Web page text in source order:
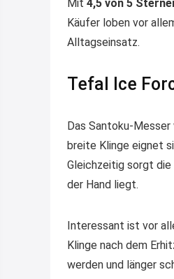
Mit 4,5 von 5
Käufer loben vor
Alltagseinsatz.
Tefal Ice
Das Santoku-
breite Klinge eignet
Gleichzeitig sorgt die
der Hand liegt.
Interessant ist vor
Klinge nach dem
werden und länger